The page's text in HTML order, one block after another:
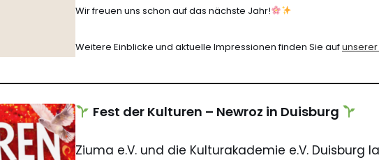
Wir freuen uns schon auf das nächste Jahr!
Weitere Einblicke und aktuelle Impressionen finden Sie auf
Fest der Kulturen – Newroz in Duisburg
Ziuma e.V. und die Kulturakademie e.V. Duisburg